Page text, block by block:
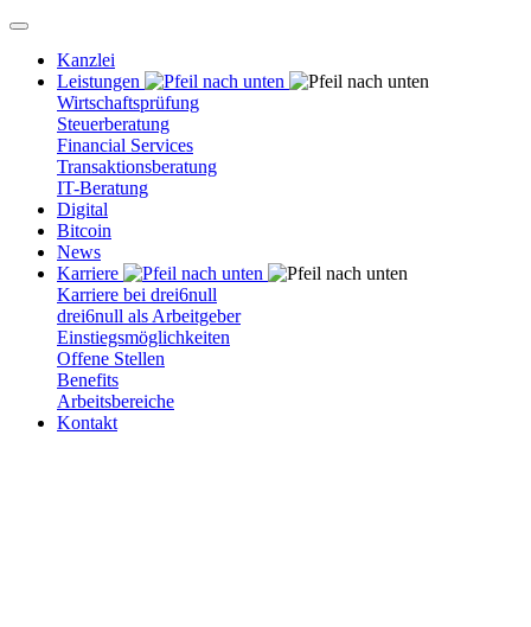
Kanzlei
Leistungen
Wirtschaftsprüfung
Steuerberatung
Financial Services
Transaktionsberatung
IT-Beratung
Digital
Bitcoin
News
Karriere
Karriere bei drei6null
drei6null als Arbeitgeber
Einstiegsmöglichkeiten
Offene Stellen
Benefits
Arbeitsbereiche
Kontakt